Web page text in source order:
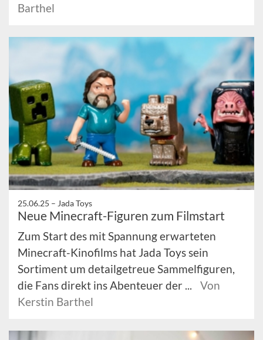
Barthel
25.06.25 – Jada Toys
Neue Minecraft-Figuren zum Filmstart
Zum Start des mit Spannung erwarteten
Minecraft-Kinofilms hat Jada Toys sein
Sortiment um detailgetreue Sammelfiguren,
die Fans direkt ins Abenteuer der ...
Von
Kerstin Barthel